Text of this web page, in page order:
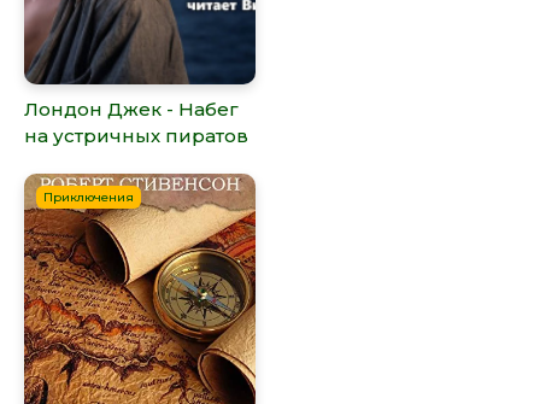
Лондон Джек - Набег
на устричных пиратов
Приключения